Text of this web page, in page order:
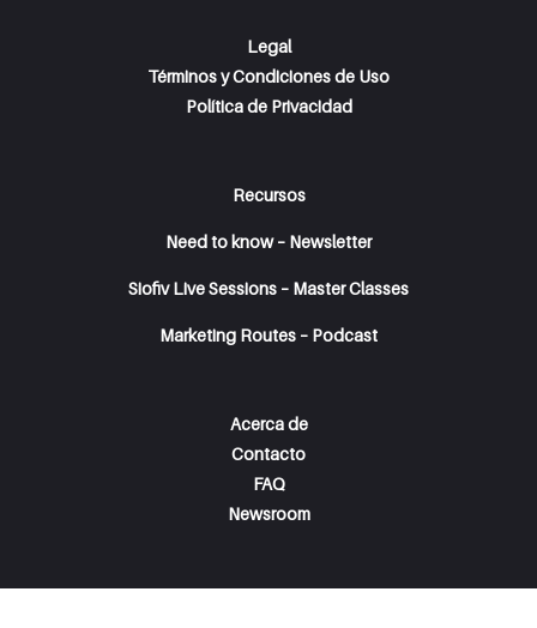
Legal
Términos y Condiciones de Uso
Política de Privacidad
Recursos
Need to know – Newsletter
Siofiv Live Sessions – Master Classes
Marketing Routes – Podcast
Acerca de
Contacto
FAQ
Newsroom